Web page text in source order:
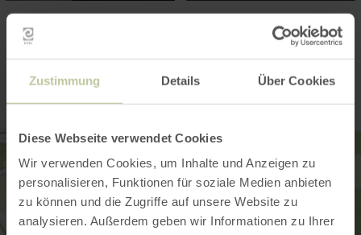
Zustimmung Details Über Cookies
Diese Webseite verwendet Cookies
Wir verwenden Cookies, um Inhalte und Anzeigen zu
personalisieren, Funktionen für soziale Medien anbieten
zu können und die Zugriffe auf unsere Website zu
analysieren. Außerdem geben wir Informationen zu Ihrer
Contact